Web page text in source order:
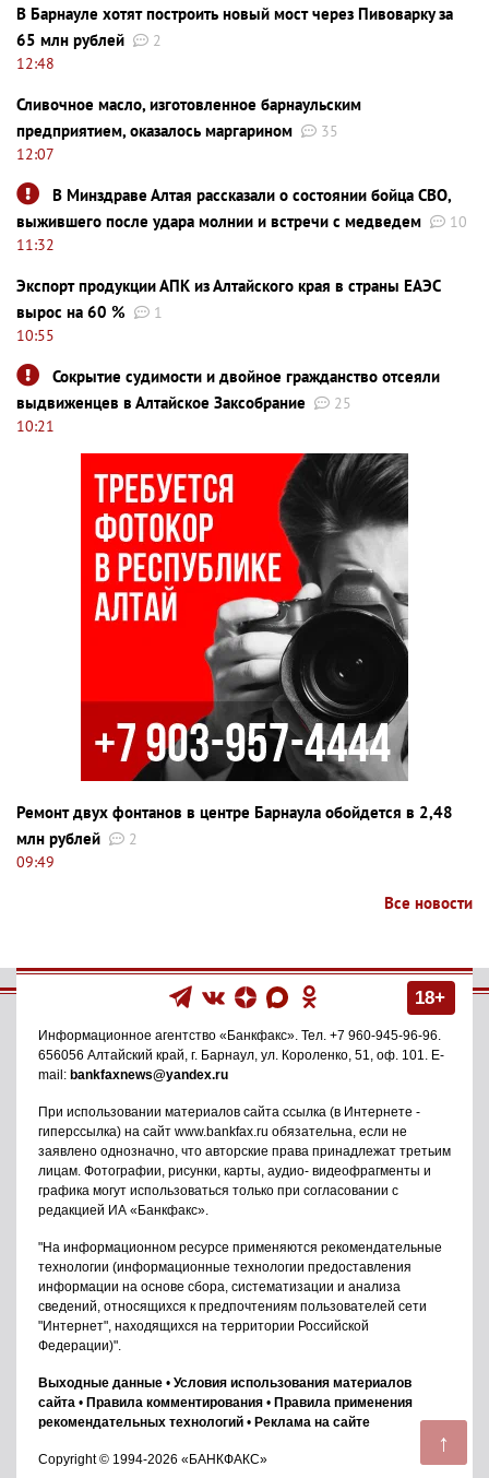
↑
В Барнауле хотят построить новый мост через Пивоварку за
65 млн рублей
2
12:48
Сливочное масло, изготовленное барнаульским
предприятием, оказалось маргарином
35
12:07
В Минздраве Алтая рассказали о состоянии бойца СВО,
выжившего после удара молнии и встречи с медведем
10
11:32
Экспорт продукции АПК из Алтайского края в страны ЕАЭС
вырос на 60 %
1
10:55
Сокрытие судимости и двойное гражданство отсеяли
выдвиженцев в Алтайское Заксобрание
25
10:21
Ремонт двух фонтанов в центре Барнаула обойдется в 2,48
млн рублей
2
09:49
Все новости
18+
Информационное агентство «Банкфакс». Тел. +7 960-945-96-96.
656056 Алтайский край, г. Барнаул, ул. Короленко, 51, оф. 101. E-
mail: bankfaxnews@yandex.ru
При использовании материалов сайта ссылка (в Интернете -
гиперссылка) на сайт www.bankfax.ru обязательна, если не
заявлено однозначно, что авторские права принадлежат третьим
лицам. Фотографии, рисунки, карты, аудио- видеофрагменты и
графика могут использоваться только при согласовании с
редакцией ИА «Банкфакс».
"На информационном ресурсе применяются рекомендательные
технологии (информационные технологии предоставления
информации на основе сбора, систематизации и анализа
сведений, относящихся к предпочтениям пользователей сети
"Интернет", находящихся на территории Российской
Федерации)".
Выходные данные • Условия использования материалов
сайта • Правила комментирования • Правила применения
рекомендательных технологий • Реклама на сайте
Copyright © 1994-2026 «БАНКФАКС»